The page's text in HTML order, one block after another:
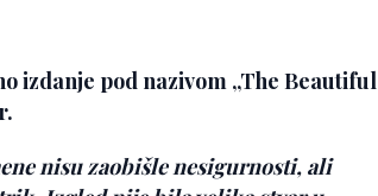
izdanje pod nazivom „The Beautiful
nisu zaobišle nesigurnosti, ali